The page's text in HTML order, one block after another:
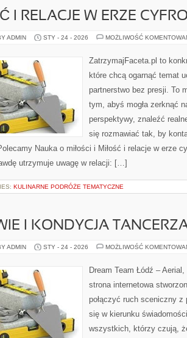
I RELACJE W ERZE
ADMIN STY - 24 - 2026 MOŻLIWOŚĆ
ZatrzymajFaceta.pl to
które chcą ogarnąć temat
partnerstwo bez presji. To
tym, abyś mogła zerknąć
perspektywy, znaleźć
się rozmawiać tak, by
Nauka o miłości i Miłość i relacje w erze
utrzymuje uwagę w relacji: […]
KULINARNE PODRÓŻE TEMATYCZNE
I KONDYCJA
ADMIN STY - 24 - 2026 MOŻLIWOŚĆ
Dream Team Łódź –
strona internetowa
połączyć ruch sceniczny
się w kierunku
wszystkich, którzy czują,